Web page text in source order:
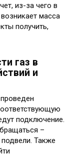
из-за чего в
масса
получить,
газ в
и
подключение.
–
Также